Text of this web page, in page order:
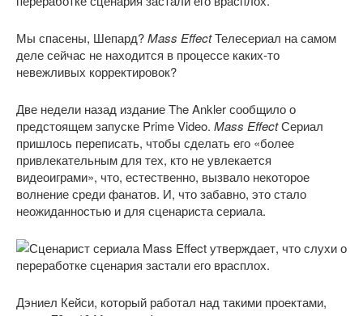
Мы спасены, Шепард?Mass EffectТелесериал на самом
деле сейчас не находится в процессе каких-то
невежливых корректировок?
Две недели назад издание The Ankler сообщило о
предстоящем запуске Prime Video. Mass EffectСериал
пришлось переписать, чтобы сделать его «более
привлекательным для тех, кто не увлекается
видеоиграми», что, естественно, вызвало некоторое
волнение среди фанатов. И, что забавно, это стало
неожиданностью и для сценариста сериала.
Дэниел Кейси, который работал над такими проектами,